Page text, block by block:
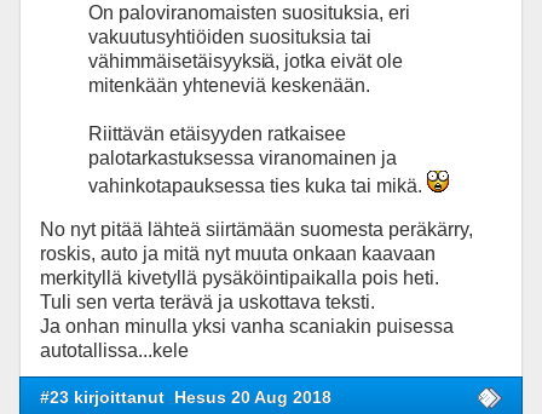
On paloviranomaisten suosituksia, eri
vakuutusyhtiöiden suosituksia tai
vähimmäisetäisyyksiä, jotka eivät ole
mitenkään yhteneviä keskenään.
Riittävän etäisyyden ratkaisee
palotarkastuksessa viranomainen ja
vahinkotapauksessa ties kuka tai mikä.
No nyt pitää lähteä siirtämään suomesta peräkärry,
roskis, auto ja mitä nyt muuta onkaan kaavaan
merkityllä kivetyllä pysäköintipaikalla pois heti.
Tuli sen verta terävä ja uskottava teksti.
Ja onhan minulla yksi vanha scaniakin puisessa
autotallissa...kele
#23 kirjoittanut Hesus 20 Aug 2018